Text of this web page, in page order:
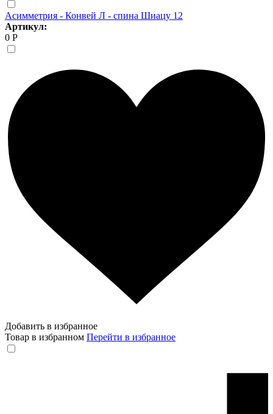
Асимметрия - Конвей Л - спина Шиацу 12
Артикул:
0 Р
Добавить в избранное
Товар в избранном Перейти в избранное